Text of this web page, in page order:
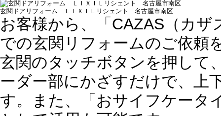
玄関ドアリフォーム ＬＩＸＩＬリシェント 名古屋市南区
お客様から、「CAZAS（カ
での玄関リフォームのご依頼
玄関のタッチボタンを押して
ーダー部にかざすだけで、上
す。また、「おサイフケータ